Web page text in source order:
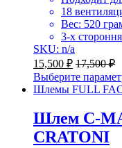
18
Вес: 520
3-х
SKU: n/a
15,500 ₽ 17,500₽
Выберите
Шлемы FULL
Шлем C-
CRATONI